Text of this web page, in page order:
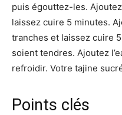
puis égouttez-les.
laissez cuire 5 minutes.
tranches et laissez cuire
soient tendres. Ajoutez
refroidir. Votre tajine
Points clés